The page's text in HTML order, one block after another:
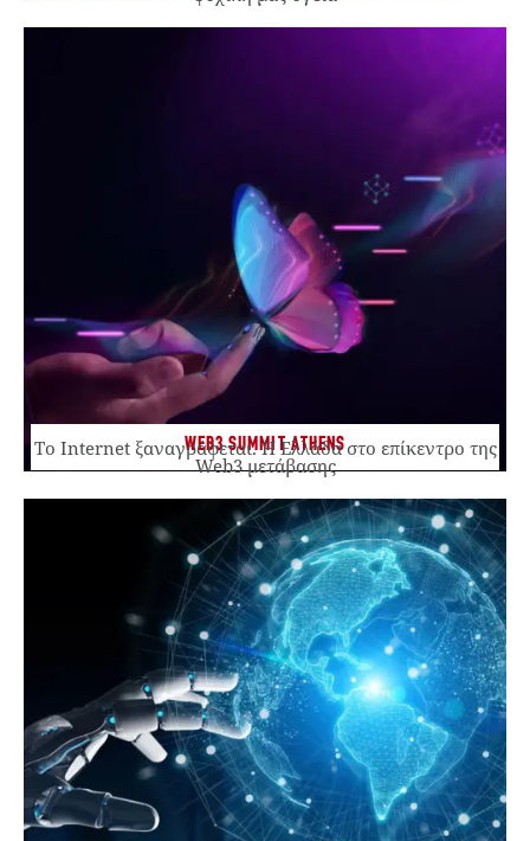
WEB3 SUMMIT ATHENS
Το Internet ξαναγράφεται. Η Ελλάδα στο επίκεντρο της
Web3 μετάβασης